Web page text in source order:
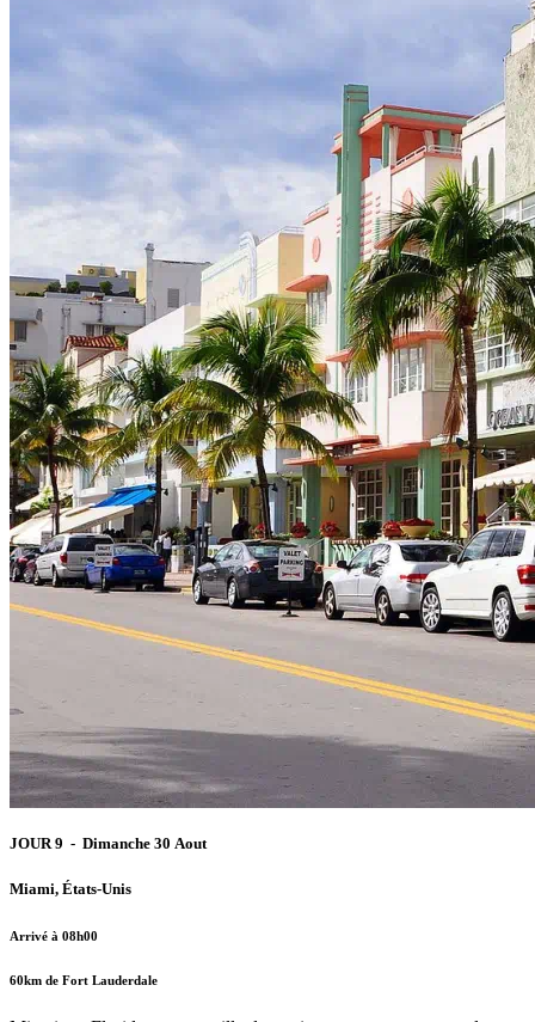
JOUR 9 - Dimanche 30 Aout
Miami, États-Unis
Arrivé à 08h00
60km de Fort Lauderdale